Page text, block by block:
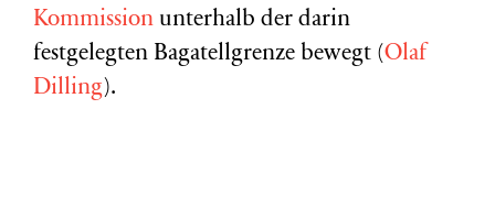
Kommission unterhalb der darin
festgelegten Bagatellgrenze bewegt (Olaf
Dilling).